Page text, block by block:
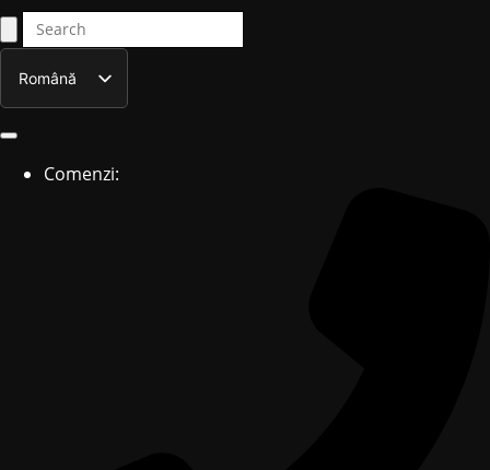
Română
English
Comenzi: